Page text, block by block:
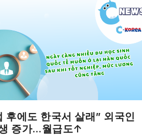
후에도 한국서 살래” 외국인
증가…월급도↑